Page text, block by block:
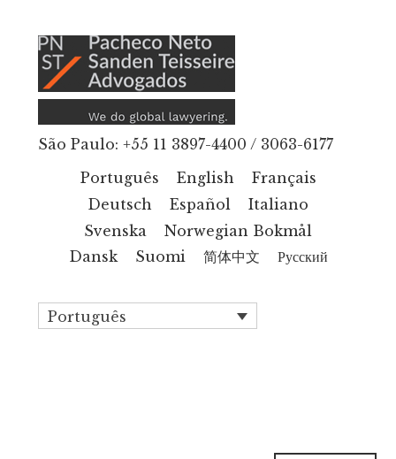
content
menu
São Paulo: +55 11 3897-4400 / 3063-6177
Português
English
Français
Deutsch
Español
Italiano
Svenska
Norwegian Bokmål
Dansk
Suomi 简体中文 Русский
Português